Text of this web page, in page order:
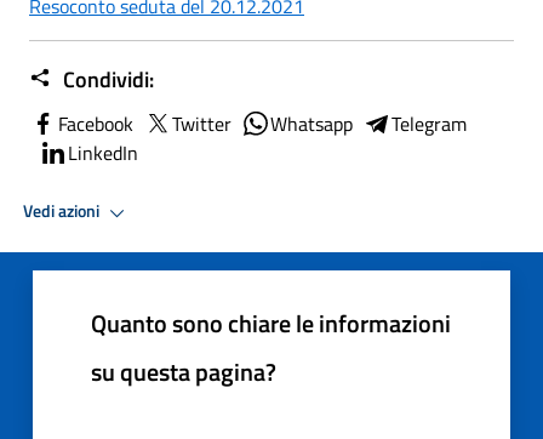
Condividi:
Facebook Twitter Whatsapp
Telegram
LinkedIn
Vedi azioni
Quanto sono chiare le informazioni
su questa pagina?